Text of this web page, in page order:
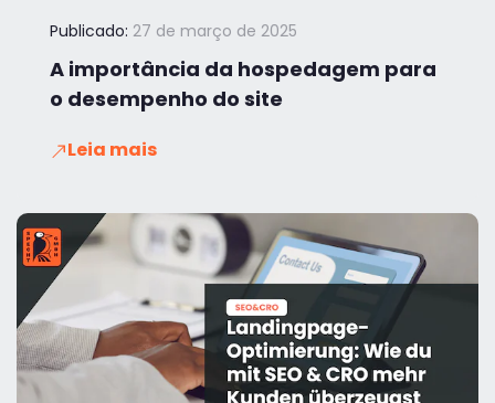
Publicado: 27 de março de 2025
A importância da hospedagem para
o desempenho do site
Leia mais